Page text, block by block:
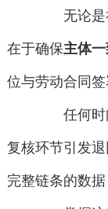
无论是社
在于确保主体
位与劳动合同签
任何时间
复核环节引发
完整链条的数